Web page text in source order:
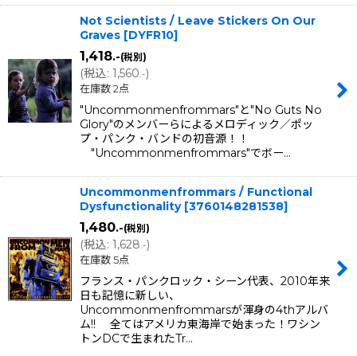
Not Scientists / Leave Stickers On Our
Graves [DYFR10]
1,418.-(税別)
(税込: 1,560.-)
在庫数 2点
"Uncommonmenfrommars"と"No Guts No
Glory"のメンバーらによるメロディック／ポッ
プ・パンク・バンドの初音源！！
"Uncommonmenfrommars"でボー…
Uncommonmenfrommars / Functional
Dysfunctionality [3760148281538]
1,480.-(税別)
(税込: 1,628.-)
在庫数 5点
フランス・パンクロック・シーン代表、2010年来
日も記憶に新しい、
Uncommonmenfrommarsが渾身の4thアルバ
ム!! 全てはアメリカ東海岸で始まった！ワシン
トンDCで生まれたTr…